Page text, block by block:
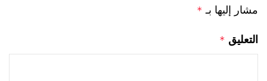
مشار إليها بـ *
التعليق *